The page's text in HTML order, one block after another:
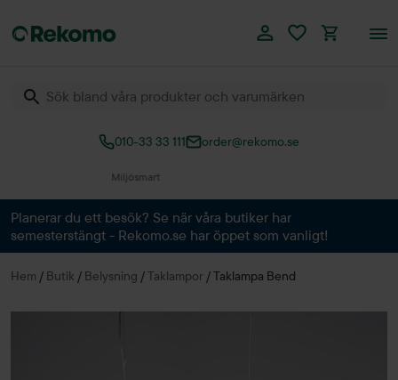
010-33 33 111 order@rekomo.se
Över 60.000 produkter
Planerar du ett besök? Se när våra butiker har
semesterstängt - Rekomo.se har öppet som vanligt!
Hem / Butik / Belysning /Taklampor /Taklampa Bend